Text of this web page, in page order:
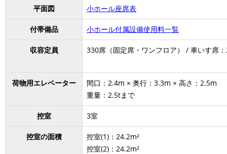
平面図 小ホール座席表
付帯備品 小ホール付属設備使用料一覧
収容定員 330席（固定席・ワンフロア） / 車いす席
荷物用エレベーター
間口：2.4m × 奥行：3.3m × 高さ：2.5m
重量：2.5tまで
控室 3室
控室の面積
控室(1)：24.2m²
控室(2)：24.2m²